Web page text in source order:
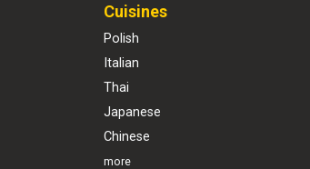
Cuisines
Polish
Italian
Thai
Japanese
Chinese
more